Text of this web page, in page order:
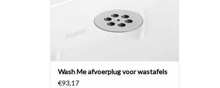
Wash Me afvoerplug voor wastafels
€93,17